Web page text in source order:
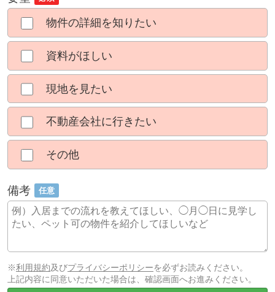
物件の詳細を知りたい
資料がほしい
現地を見たい
不動産会社に行きたい
その他
備考 任意
※利用規約及びプライバシーポリシーを必ずお読みください。
上記内容に同意いただいた場合は、確認画面へお進みください。